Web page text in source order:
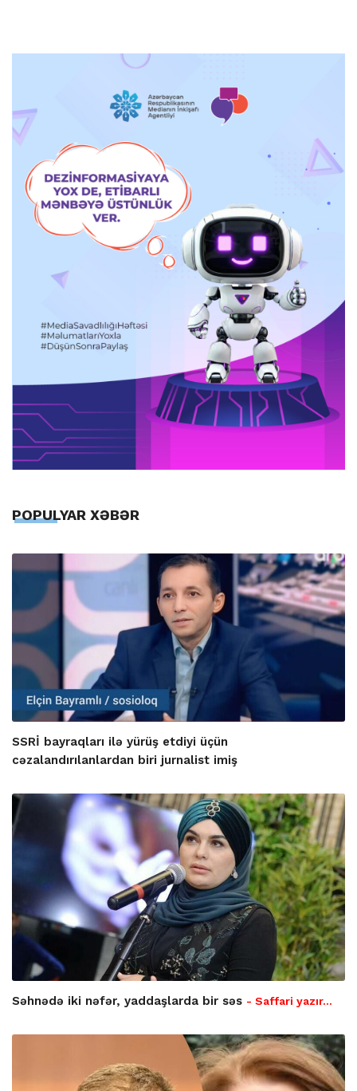
POPULYAR XƏBƏR
SSRİ bayraqları ilə yürüş etdiyi üçün
cəzalandırılanlardan biri jurnalist imiş
Səhnədə iki nəfər, yaddaşlarda bir səs - Saffari yazır…